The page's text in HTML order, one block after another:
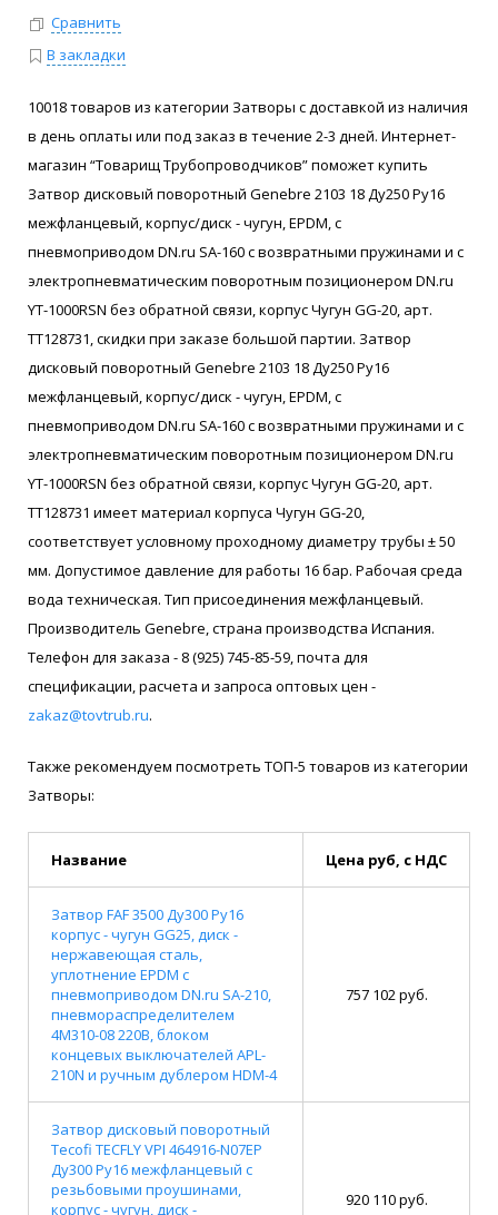
Сравнить
В закладки
10018 товаров из категории Затворы с доставкой из наличия
в день оплаты или под заказ в течение 2-3 дней. Интернет-
магазин “Товарищ Трубопроводчиков” поможет купить
Затвор дисковый поворотный Genebre 2103 18 Ду250 Ру16
межфланцевый, корпус/диск - чугун, EPDM, с
пневмоприводом DN.ru SA-160 с возвратными пружинами и с
электропневматическим поворотным позиционером DN.ru
YT-1000RSN без обратной связи, корпус Чугун GG-20, арт.
ТТ128731, скидки при заказе большой партии. Затвор
дисковый поворотный Genebre 2103 18 Ду250 Ру16
межфланцевый, корпус/диск - чугун, EPDM, с
пневмоприводом DN.ru SA-160 с возвратными пружинами и с
электропневматическим поворотным позиционером DN.ru
YT-1000RSN без обратной связи, корпус Чугун GG-20, арт.
ТТ128731 имеет материал корпуса Чугун GG-20,
соответствует условному проходному диаметру трубы ± 50
мм. Допустимое давление для работы 16 бар. Рабочая среда
вода техническая. Тип присоединения межфланцевый.
Производитель Genebre, страна производства Испания.
Телефон для заказа - 8 (925) 745-85-59, почта для
спецификации, расчета и запроса оптовых цен -
zakaz@tovtrub.ru.
Также рекомендуем посмотреть ТОП-5 товаров из категории
Затворы:
Название Цена руб, с НДС
Затвор FAF 3500 Ду300 Ру16
корпус - чугун GG25, диск -
нержавеющая сталь,
уплотнение EPDM с
пневмоприводом DN.ru SA-210,
пневмораспределителем
4M310-08 220В, блоком
концевых выключателей APL-
210N и ручным дублером HDM-4
757 102 руб.
Затвор дисковый поворотный
Tecofi TECFLY VPI 464916-N07EP
Ду300 Ру16 межфланцевый с
резьбовыми проушинами,
корпус - чугун, диск -
920 110 руб.